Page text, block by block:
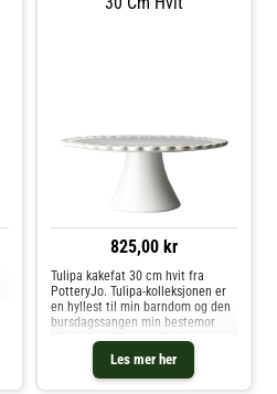
825,00 kr
Les mer her
Tulipa kakefat 30 cm hvit fra
PotteryJo. Tulipa-kolleksjonen er
en hyllest til min barndom og den
bursdagssangen min bestemor
alltid sang for meg. Med en enkel
tulipan...på din spesielle dag!
Denne samlingen er en leken og
vakker tolkning av den sven